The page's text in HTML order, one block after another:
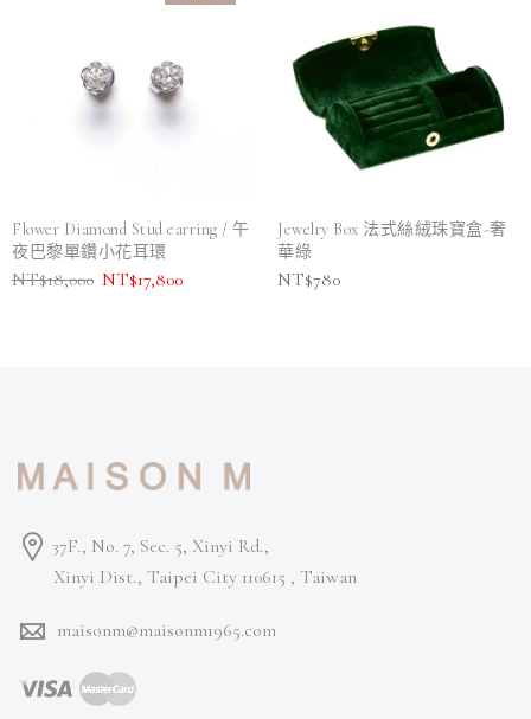
Flower Diamond Stud earring / 午
夜巴黎單鑽小花耳環
NT$18,000 NT$17,800
Jewelry Box 法式絲絨珠寶盒-奢
華綠
NT$780
37F., No. 7, Sec. 5, Xinyi Rd.,
Xinyi Dist., Taipei City 110615 , Taiwan
maisonm@maisonm1965.com